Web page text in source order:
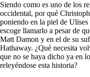
Siendo como es uno de los
occidental, por qué
poniendo en la piel de
escoge llamarlo a pesar de
Matt Damon y en el de su
Hathaway. ¿Qué necesita
que no se haya dicho ya en
releyéndose esta historia?